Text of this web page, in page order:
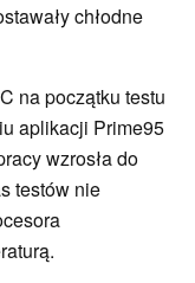
chłodne
na początku testu
aplikacji Prime95
wzrosła do
testów nie